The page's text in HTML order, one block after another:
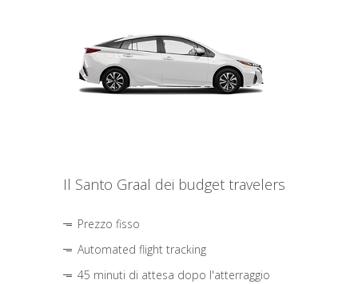
Il Santo Graal dei budget travelers
Prezzo fisso
Automated flight tracking
45 minuti di attesa dopo l'atterraggio